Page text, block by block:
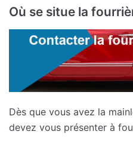
Où se situe la
Dès que vous avez la
devez vous présenter à